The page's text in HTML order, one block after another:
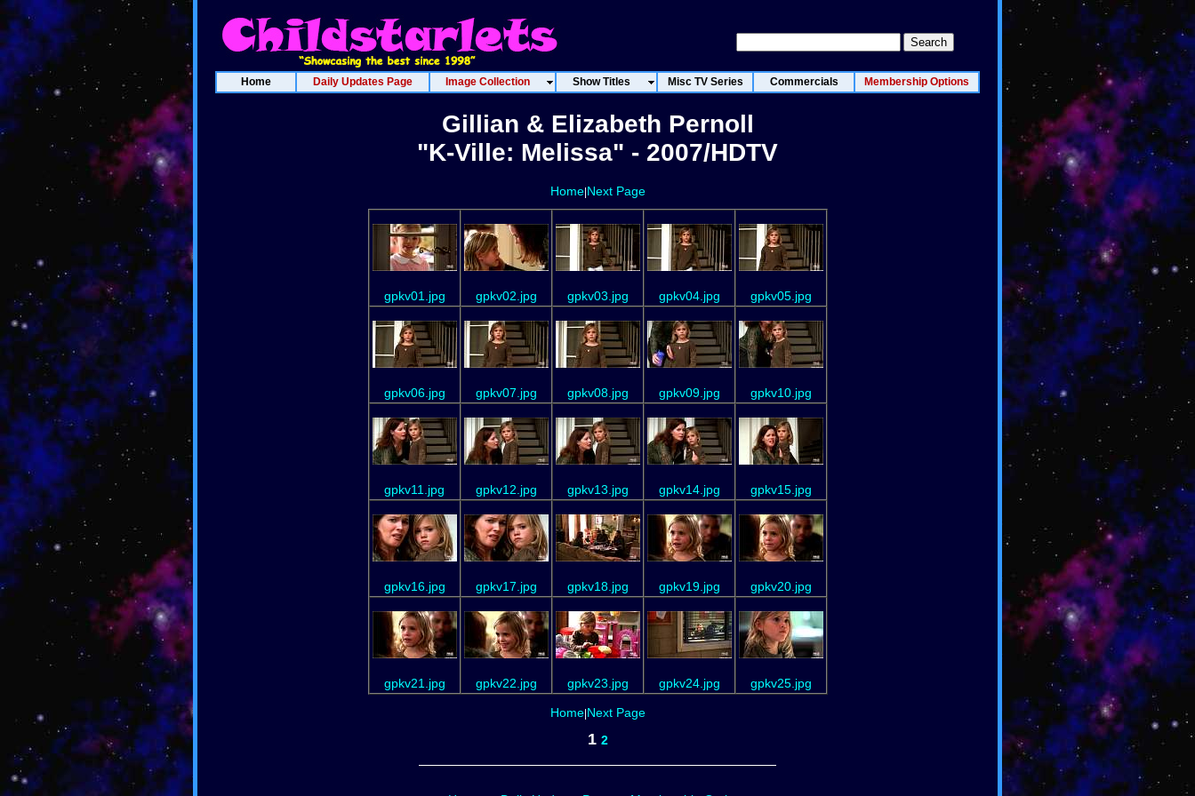
Home Daily Updates Page Image Collection Show Titles Misc TV Series Commercials Membership Options
Gillian & Elizabeth Pernoll
"K-Ville: Melissa" - 2007/HDTV
Home|Next Page
gpkv01.jpg gpkv02.jpg gpkv03.jpg gpkv04.jpg gpkv05.jpg
gpkv06.jpg gpkv07.jpg gpkv08.jpg gpkv09.jpg gpkv10.jpg
gpkv11.jpg gpkv12.jpg gpkv13.jpg gpkv14.jpg gpkv15.jpg
gpkv16.jpg gpkv17.jpg gpkv18.jpg gpkv19.jpg gpkv20.jpg
gpkv21.jpg gpkv22.jpg gpkv23.jpg gpkv24.jpg gpkv25.jpg
Home|Next Page
1 2